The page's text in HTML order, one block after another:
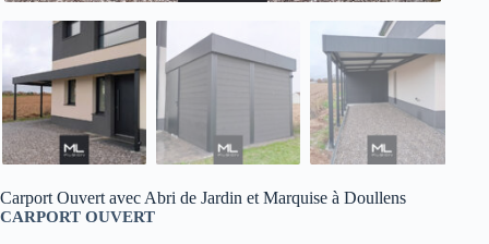
Carport Ouvert avec Abri de Jardin et Marquise à Doullens
CARPORT OUVERT